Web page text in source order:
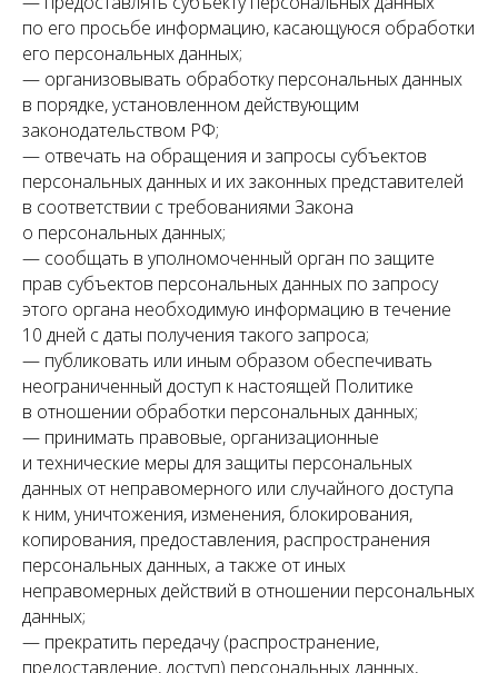
по его просьбе информацию, касающуюся обработки
его персональных данных;
— организовывать обработку персональных данных
в порядке, установленном действующим
законодательством РФ;
— отвечать на обращения и запросы субъектов
персональных данных и их законных представителей
в соответствии с требованиями Закона
о персональных данных;
— сообщать в уполномоченный орган по защите
прав субъектов персональных данных по запросу
этого органа необходимую информацию в течение
10 дней с даты получения такого запроса;
— публиковать или иным образом обеспечивать
неограниченный доступ к настоящей Политике
в отношении обработки персональных данных;
— принимать правовые, организационные
и технические меры для защиты персональных
данных от неправомерного или случайного доступа
к ним, уничтожения, изменения, блокирования,
копирования, предоставления, распространения
персональных данных, а также от иных
неправомерных действий в отношении персональных
данных;
— прекратить передачу (распространение,
предоставление, доступ) персональных данных,